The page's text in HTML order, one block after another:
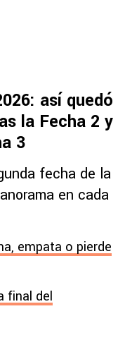
así quedó
la Fecha 2 y
3
fecha de la
en cada
empata o pierde
final del